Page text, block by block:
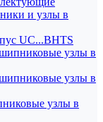
и узлы в
UC...BHTS
узлы в
узлы в
узлы в